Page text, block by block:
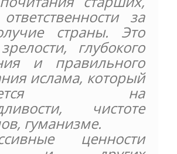
за
страны. Это
глубокого
и правильного
ислама, который
на
чистоте
гуманизме.
ценности